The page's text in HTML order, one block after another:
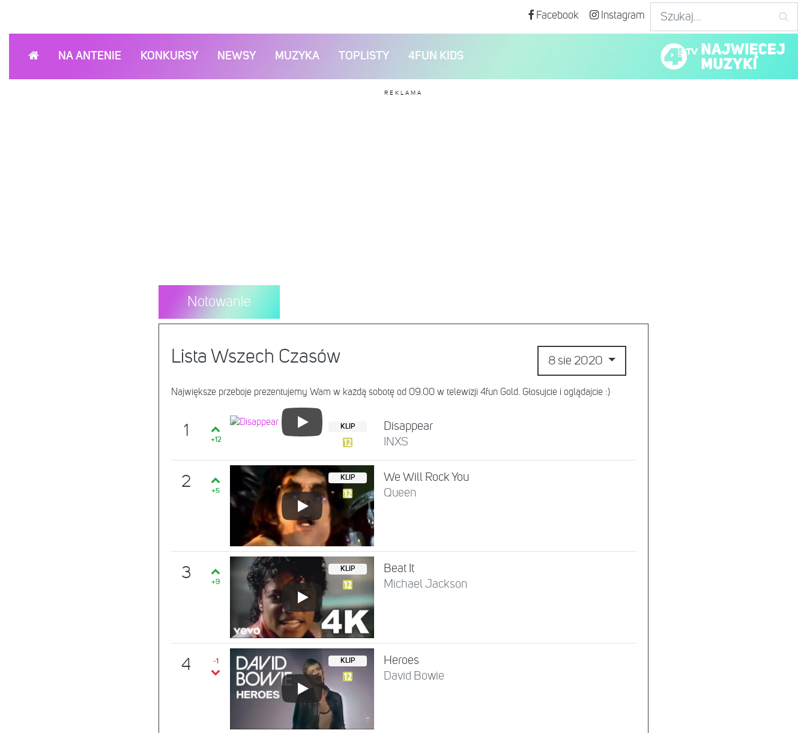
Facebook Instagram
NA ANTENIE KONKURSY NEWSY MUZYKA TOPLISTY 4FUN KIDS
REKLAMA
Notowanie
Lista Wszech Czasów 8 sie 2020
Największe przeboje prezentujemy Wam w każdą sobotę od 09.00 w telewizji 4fun Gold. Głosujcie i oglądajcie :)
1
+12
KLIP
Disappear
INXS
2
+5
KLIP
We Will Rock You
Queen
3
+9
KLIP
Beat It
Michael Jackson
4 -1 KLIP
Heroes
David Bowie